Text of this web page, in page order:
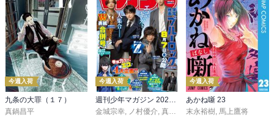
今週入荷
九条の大罪（１７）
真鍋昌平
今週入荷
週刊少年マガジン 2026年36・37号[2026年8月5日発売]
金城宗幸, ノ村優介, 真島ヒロ ,宮島礼吏,新川直司
今週入荷
あかね噺 23
末永裕樹, 馬上鷹将